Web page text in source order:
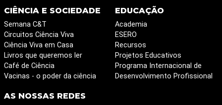
CIÊNCIA E SOCIEDADE
Semana C&T
Circuitos Ciência Viva
Ciência Viva em Casa
Livros que queremos ler
Café de Ciência
Vacinas - o poder da ciência
EDUCAÇÃO
Academia
ESERO
Recursos
Projetos Educativos
Programa Internacional de
Desenvolvimento Profissional
AS NOSSAS REDES